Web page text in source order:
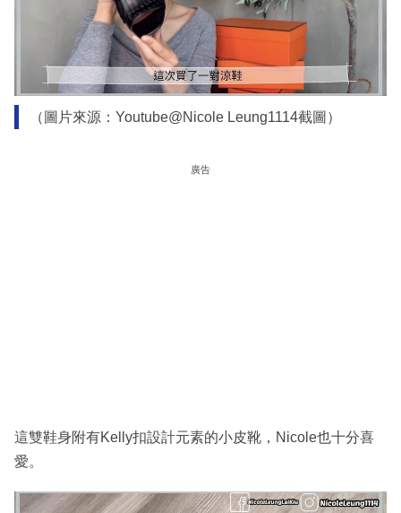
（圖片來源：Youtube@Nicole Leung1114截圖）
廣告
這雙鞋身附有Kelly扣設計元素的小皮靴，Nicole也十分喜
愛。